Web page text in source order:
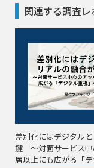
関連する調査
差別化にはデジタル
鍵 〜対面サービス中
層以上にも広がる「